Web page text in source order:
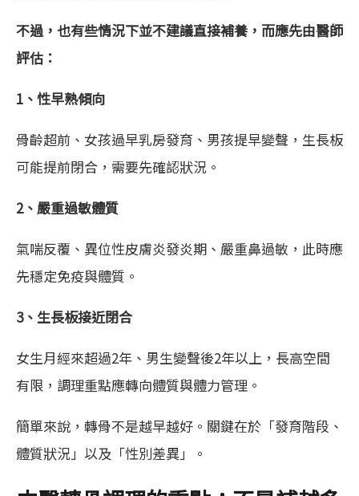
不過，也有些情況下並不建議直接補養，而應先由醫師
評估：
1、性早熟傾向
骨齡超前、女孩過早乳房發育、男孩提早變聲，生長板
可能提前閉合，需要先確認狀況。
2、嚴重過敏體質
氣喘反覆、異位性皮膚炎發炎期、嚴重鼻過敏，此時應
先穩定免疫與體質。
3、生長板接近閉合
女生月經來超過2年、男生變聲後2年以上，長高空間
有限，調理重點應轉向體質與體力管理。
簡單來說，轉骨不是越早越好。關鍵在於「發育階段、
體質狀況」以及「性別差異」。